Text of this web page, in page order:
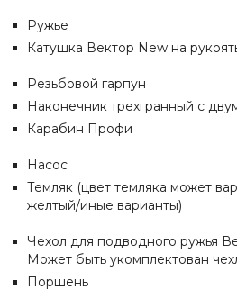
Ружье
Катушка Вектор New на
Резьбовой гарпун
Наконечник трехгранный с
Карабин Профи
Насос
Темляк (цвет темляка может
желтый/иные варианты)
Чехол для подводного ружья
Может быть укомплектован
Поршень